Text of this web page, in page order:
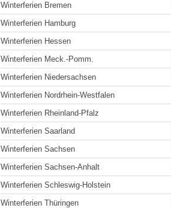
Winterferien Bremen
Winterferien Hamburg
Winterferien Hessen
Winterferien Meck.-Pomm.
Winterferien Niedersachsen
Winterferien Nordrhein-Westfalen
Winterferien Rheinland-Pfalz
Winterferien Saarland
Winterferien Sachsen
Winterferien Sachsen-Anhalt
Winterferien Schleswig-Holstein
Winterferien Thüringen